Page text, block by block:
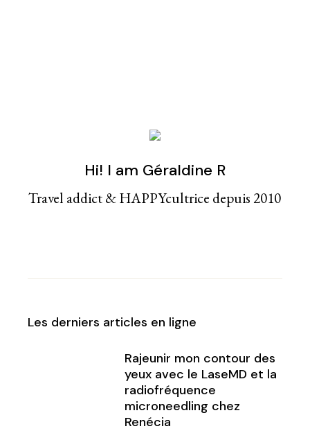
Hi! I am Géraldine R
Travel addict & HAPPYcultrice depuis 2010
Les derniers articles en ligne
Rajeunir mon contour des
yeux avec le LaseMD et la
radiofréquence
microneedling chez
Renécia